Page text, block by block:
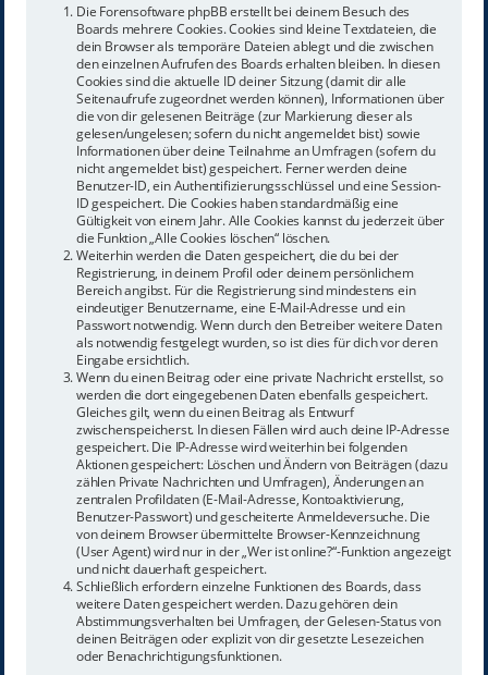
Die Forensoftware phpBB erstellt bei deinem Besuch des
Boards mehrere Cookies. Cookies sind kleine Textdateien, die
dein Browser als temporäre Dateien ablegt und die zwischen
den einzelnen Aufrufen des Boards erhalten bleiben. In diesen
Cookies sind die aktuelle ID deiner Sitzung (damit dir alle
Seitenaufrufe zugeordnet werden können), Informationen über
die von dir gelesenen Beiträge (zur Markierung dieser als
gelesen/ungelesen; sofern du nicht angemeldet bist) sowie
Informationen über deine Teilnahme an Umfragen (sofern du
nicht angemeldet bist) gespeichert. Ferner werden deine
Benutzer-ID, ein Authentifizierungsschlüssel und eine Session-
ID gespeichert. Die Cookies haben standardmäßig eine
Gültigkeit von einem Jahr. Alle Cookies kannst du jederzeit über
die Funktion „Alle Cookies löschen“ löschen.
Weiterhin werden die Daten gespeichert, die du bei der
Registrierung, in deinem Profil oder deinem persönlichem
Bereich angibst. Für die Registrierung sind mindestens ein
eindeutiger Benutzername, eine E-Mail-Adresse und ein
Passwort notwendig. Wenn durch den Betreiber weitere Daten
als notwendig festgelegt wurden, so ist dies für dich vor deren
Eingabe ersichtlich.
Wenn du einen Beitrag oder eine private Nachricht erstellst, so
werden die dort eingegebenen Daten ebenfalls gespeichert.
Gleiches gilt, wenn du einen Beitrag als Entwurf
zwischenspeicherst. In diesen Fällen wird auch deine IP-Adresse
gespeichert. Die IP-Adresse wird weiterhin bei folgenden
Aktionen gespeichert: Löschen und Ändern von Beiträgen (dazu
zählen Private Nachrichten und Umfragen), Änderungen an
zentralen Profildaten (E-Mail-Adresse, Kontoaktivierung,
Benutzer-Passwort) und gescheiterte Anmeldeversuche. Die
von deinem Browser übermittelte Browser-Kennzeichnung
(User Agent) wird nur in der „Wer ist online?“-Funktion angezeigt
und nicht dauerhaft gespeichert.
Schließlich erfordern einzelne Funktionen des Boards, dass
weitere Daten gespeichert werden. Dazu gehören dein
Abstimmungsverhalten bei Umfragen, der Gelesen-Status von
deinen Beiträgen oder explizit von dir gesetzte Lesezeichen
oder Benachrichtigungsfunktionen.